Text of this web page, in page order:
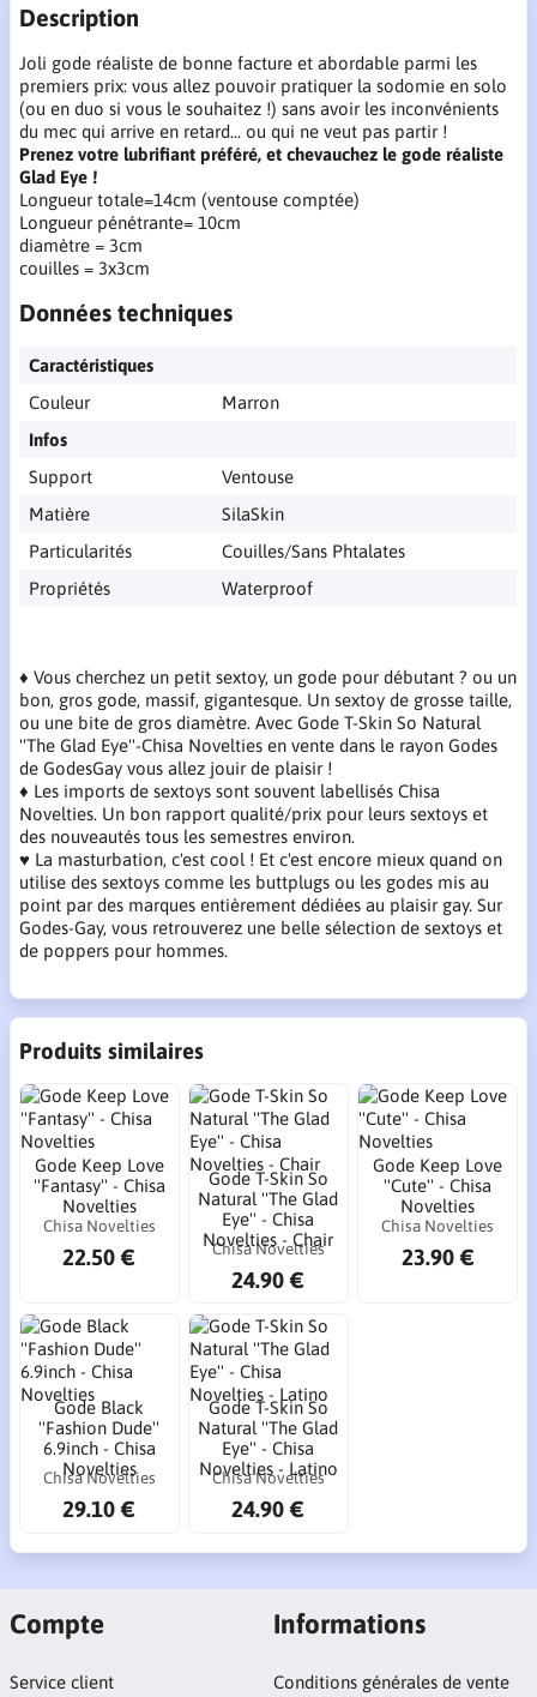
Description
Joli gode réaliste de bonne facture et abordable parmi les
premiers prix: vous allez pouvoir pratiquer la sodomie en solo
(ou en duo si vous le souhaitez !) sans avoir les inconvénients
du mec qui arrive en retard... ou qui ne veut pas partir !
Prenez votre lubrifiant préféré, et chevauchez le gode réaliste
Glad Eye !
Longueur totale=14cm (ventouse comptée)
Longueur pénétrante= 10cm
diamètre = 3cm
couilles = 3x3cm
Données techniques
Caractéristiques
Couleur
Marron
Infos
Support
Ventouse
Matière
SilaSkin
Particularités
Couilles/Sans Phtalates
Propriétés
Waterproof
♦ Vous cherchez un petit sextoy, un gode pour débutant ? ou un
bon, gros gode, massif, gigantesque. Un sextoy de grosse taille,
ou une bite de gros diamètre. Avec Gode T-Skin So Natural
''The Glad Eye''-Chisa Novelties en vente dans le rayon Godes
de GodesGay vous allez jouir de plaisir !
♦ Les imports de sextoys sont souvent labellisés Chisa
Novelties. Un bon rapport qualité/prix pour leurs sextoys et
des nouveautés tous les semestres environ.
♥ La masturbation, c'est cool ! Et c'est encore mieux quand on
utilise des sextoys comme les buttplugs ou les godes mis au
point par des marques entièrement dédiées au plaisir gay. Sur
Godes-Gay, vous retrouverez une belle sélection de sextoys et
de poppers pour hommes.
Produits similaires
Gode Keep Love
''Fantasy'' - Chisa
Novelties
Chisa Novelties
22.50 €
Gode T-Skin So
Natural ''The Glad
Eye'' - Chisa
Novelties - Chair
Chisa Novelties
24.90 €
Gode Keep Love
''Cute'' - Chisa
Novelties
Chisa Novelties
23.90 €
Gode Black
''Fashion Dude''
6.9inch - Chisa
Novelties
Chisa Novelties
29.10 €
Gode T-Skin So
Natural ''The Glad
Eye'' - Chisa
Novelties - Latino
Chisa Novelties
24.90 €
Compte
Service client
Informations
Conditions générales de vente